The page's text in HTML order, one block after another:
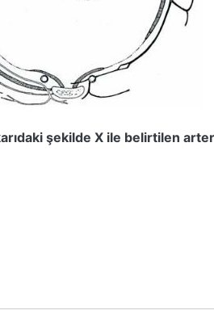
şekilde X ile belirtilen